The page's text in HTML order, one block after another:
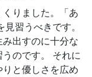
りました。「あ
習うべきです。
出すのに十分な
のです。 それに
と優しさを広め